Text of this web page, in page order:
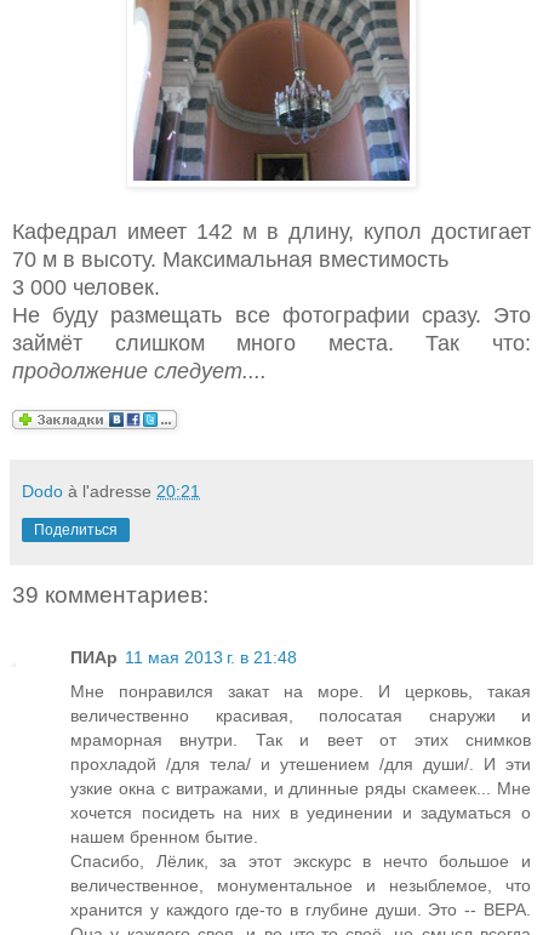
Кафедрал имеет 142 м в длину, купол достигает
70 м в высоту. Максимальная вместимость
3 000 человек.
Не буду размещать все фотографии сразу. Это
займёт слишком много места. Так что:
продолжение следует....
Dodo à l'adresse 20:21
Поделиться
39 комментариев:
ПИАр 11 мая 2013 г. в 21:48
Мне понравился закат на море. И церковь, такая
величественно красивая, полосатая снаружи и
мраморная внутри. Так и веет от этих снимков
прохладой /для тела/ и утешением /для души/. И эти
узкие окна с витражами, и длинные ряды скамеек... Мне
хочется посидеть на них в уединении и задуматься о
нашем бренном бытие.
Спасибо, Лёлик, за этот экскурс в нечто большое и
величественное, монументальное и незыблемое, что
хранится у каждого где-то в глубине души. Это -- ВЕРА.